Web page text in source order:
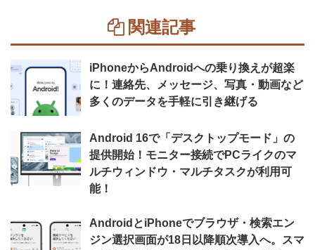
関連記事
iPhoneからAndroidへの乗り換えが超楽
に！連絡先、メッセージ、写真・動画など
多くのデータを手軽に引き継げる
Android 16で「デスクトップモード」の
提供開始！モニター接続でPCライクのマ
ルチウィンドウ・マルチタスクが利用可
能！
AndroidとiPhoneでブラウザ・検索エン
ジン選択画面が18日以降順次導入へ。スマ